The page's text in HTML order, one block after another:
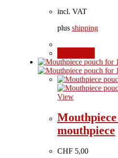
incl. VAT
plus shipping
View
mouthpiece
CHF 5,00